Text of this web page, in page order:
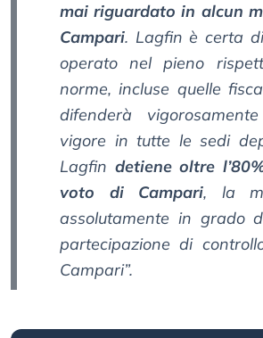
mai riguardato in alcun
Campari. Lagfin è certa
operato nel pieno
norme, incluse quelle
difenderà
vigore in tutte le sedi
Lagfin detiene oltre
voto di Campari, la
assolutamente in grado
partecipazione di
Campari”.